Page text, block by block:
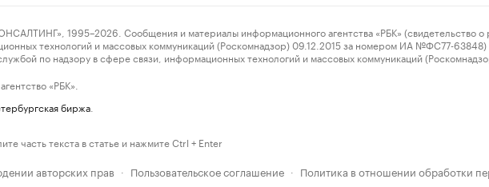
1995–2026. Сообщения и материалы информационного агентства «РБК» (свидетельство о
технологий и массовых коммуникаций (Роскомнадзор) 09.12.2015 за номером ИА №ФС77-63848)
по надзору в сфере связи, информационных технологий и массовых коммуникаций
«РБК».
биржа
часть текста в статье и нажмите Ctrl + Enter
авторских прав · Пользовательское соглашение · Политика в отношении обработки